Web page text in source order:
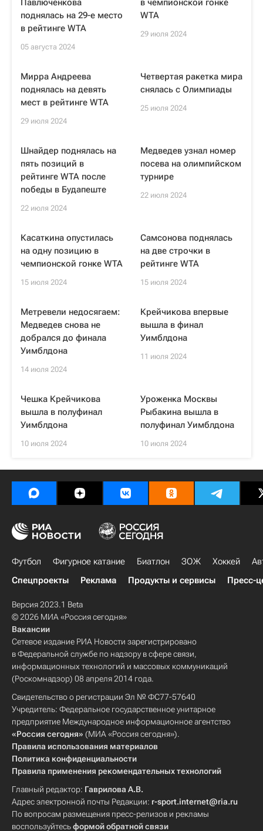
Павлюченкова
поднялась на 29-е место
в рейтинге WTA
05 августа 2024
в чемпионской гонке
WTA
29 июля 2024
Мирра Андреева
поднялась на девять
мест в рейтинге WTA
29 июля 2024
Четвертая ракетка мира
снялась с Олимпиады
25 июля 2024
Шнайдер поднялась на
пять позиций в
рейтинге WTA после
победы в Будапеште
22 июля 2024
Медведев узнал номер
посева на олимпийском
турнире
22 июля 2024
Касаткина опустилась
на одну позицию в
чемпионской гонке WTA
15 июля 2024
Самсонова поднялась
на две строчки в
рейтинге WTA
15 июля 2024
Метревели недосягаем:
Медведев снова не
добрался до финала
Уимблдона
14 июля 2024
Крейчикова впервые
вышла в финал
Уимблдона
11 июля 2024
Чешка Крейчикова
вышла в полуфинал
Уимблдона
10 июля 2024
Уроженка Москвы
Рыбакина вышла в
полуфинал Уимблдона
10 июля 2024
Футбол Фигурное катание Биатлон ЗОЖ Хоккей
Спецпроекты
Реклама Продукты и сервисы Пресс-
Версия 2023.1 Beta
© 2026 МИА «Россия сегодня»
Вакансии
Сетевое издание РИА Новости зарегистрировано
в Федеральной службе по надзору в сфере связи,
информационных технологий и массовых коммуникаций
(Роскомнадзор) 08 апреля 2014 года.
Свидетельство о регистрации Эл № ФС77-57640
Учредитель: Федеральное государственное унитарное
предприятие Международное информационное агентство
«Россия сегодня» (МИА «Россия сегодня»).
Правила использования материалов
Политика конфиденциальности
Правила применения рекомендательных технологий
Главный редактор: Гаврилова А.В.
Адрес электронной почты Редакции: r-sport.internet@ria.ru
По вопросам размещения пресс-релизов и рекламы
воспользуйтесьформой обратной связи